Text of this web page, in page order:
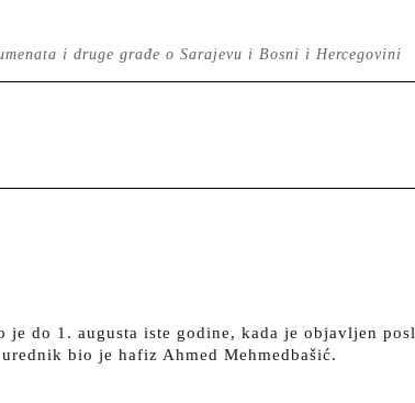
i druge građe o Sarajevu i Bosni i Hercegovini
do 1. augusta iste godine, kada je objavljen
bio je hafiz Ahmed Mehmedbašić.